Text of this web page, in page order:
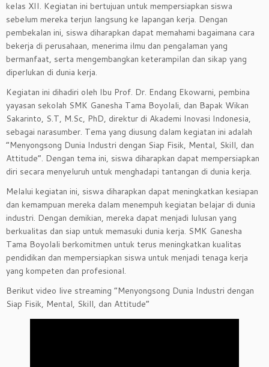
kelas XII. Kegiatan ini bertujuan untuk mempersiapkan siswa
sebelum mereka terjun langsung ke lapangan kerja. Dengan
pembekalan ini, siswa diharapkan dapat memahami bagaimana cara
bekerja di perusahaan, menerima ilmu dan pengalaman yang
bermanfaat, serta mengembangkan keterampilan dan sikap yang
diperlukan di dunia kerja.
Kegiatan ini dihadiri oleh Ibu Prof. Dr. Endang Ekowarni, pembina
yayasan sekolah SMK Ganesha Tama Boyolali, dan Bapak Wikan
Sakarinto, S.T, M.Sc, PhD, direktur di Akademi Inovasi Indonesia,
sebagai narasumber. Tema yang diusung dalam kegiatan ini adalah
“Menyongsong Dunia Industri dengan Siap Fisik, Mental, Skill, dan
Attitude”. Dengan tema ini, siswa diharapkan dapat mempersiapkan
diri secara menyeluruh untuk menghadapi tantangan di dunia kerja.
Melalui kegiatan ini, siswa diharapkan dapat meningkatkan kesiapan
dan kemampuan mereka dalam menempuh kegiatan belajar di dunia
industri. Dengan demikian, mereka dapat menjadi lulusan yang
berkualitas dan siap untuk memasuki dunia kerja. SMK Ganesha
Tama Boyolali berkomitmen untuk terus meningkatkan kualitas
pendidikan dan mempersiapkan siswa untuk menjadi tenaga kerja
yang kompeten dan profesional.
Berikut video live streaming “Menyongsong Dunia Industri dengan
Siap Fisik, Mental, Skill, dan Attitude”